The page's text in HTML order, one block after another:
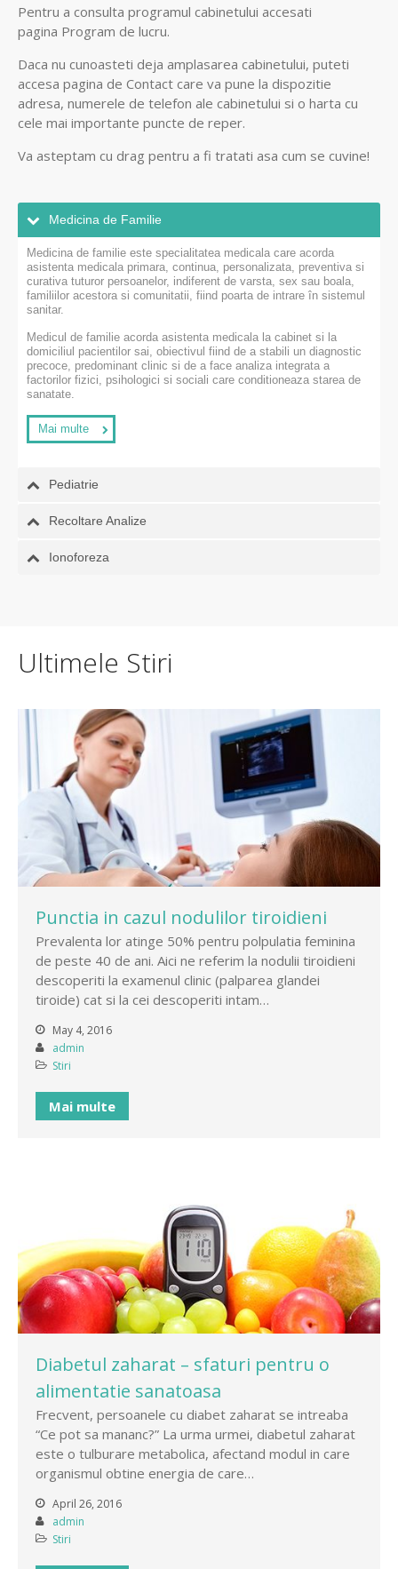
Pentru a consulta programul cabinetului accesati
pagina Program de lucru.
Daca nu cunoasteti deja amplasarea cabinetului, puteti
accesa pagina de Contact care va pune la dispozitie
adresa, numerele de telefon ale cabinetului si o harta cu
cele mai importante puncte de reper.
Va asteptam cu drag pentru a fi tratati asa cum se cuvine!
Medicina de Familie
Medicina de familie este specialitatea medicala care acorda
asistenta medicala primara, continua, personalizata, preventiva si
curativa tuturor persoanelor, indiferent de varsta, sex sau boala,
familiilor acestora si comunitatii, fiind poarta de intrare în sistemul
sanitar.
Medicul de familie acorda asistenta medicala la cabinet si la
domiciliul pacientilor sai, obiectivul fiind de a stabili un diagnostic
precoce, predominant clinic si de a face analiza integrata a
factorilor fizici, psihologici si sociali care conditioneaza starea de
sanatate.
Mai multe
Pediatrie
Recoltare Analize
Ionoforeza
Ultimele Stiri
Punctia in cazul nodulilor tiroidieni
Prevalenta lor atinge 50% pentru polpulatia feminina
de peste 40 de ani. Aici ne referim la nodulii tiroidieni
descoperiti la examenul clinic (palparea glandei
tiroide) cat si la cei descoperiti intam…
May 4, 2016
admin
Stiri
Mai multe
Diabetul zaharat – sfaturi pentru o
alimentatie sanatoasa
Frecvent, persoanele cu diabet zaharat se intreaba
“Ce pot sa mananc?” La urma urmei, diabetul zaharat
este o tulburare metabolica, afectand modul in care
organismul obtine energia de care…
April 26, 2016
admin
Stiri